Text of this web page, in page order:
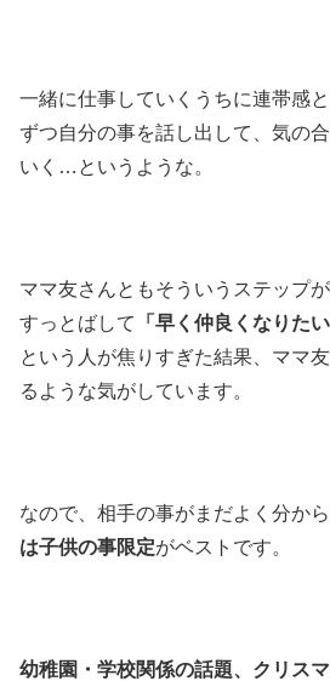
一緒に仕事していくうちに連帯感
ずつ自分の事を話し出して、気の
いく…というような。
ママ友さんともそういうステップ
すっとばして
「早く仲良くなりた
という人が焦りすぎた結果、ママ
るような気がしています。
なので、相手の事がまだよく分から
は子供の事限定がベストです。
幼稚園・学校関係の話題、クリス